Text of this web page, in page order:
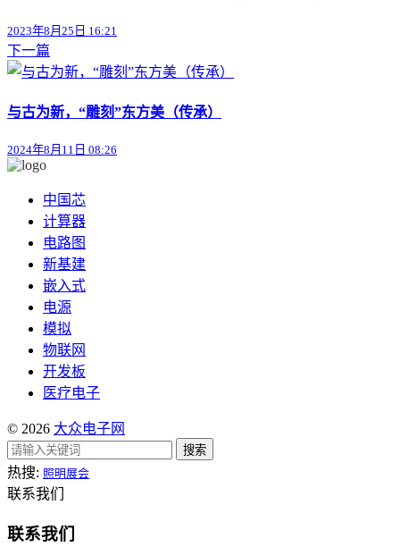
2023年8月25日 16:21
下一篇
与古为新，“雕刻”东方美（传承）
2024年8月11日 08:26
中国芯
计算器
电路图
新基建
嵌入式
电源
模拟
物联网
开发板
医疗电子
© 2026 大众电子网
搜索
热搜: 照明展会
联系我们
联系我们